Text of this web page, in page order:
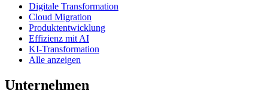
Digitale Transformation
Cloud Migration
Produktentwicklung
Effizienz mit AI
KI-Transformation
Alle anzeigen
Unternehmen